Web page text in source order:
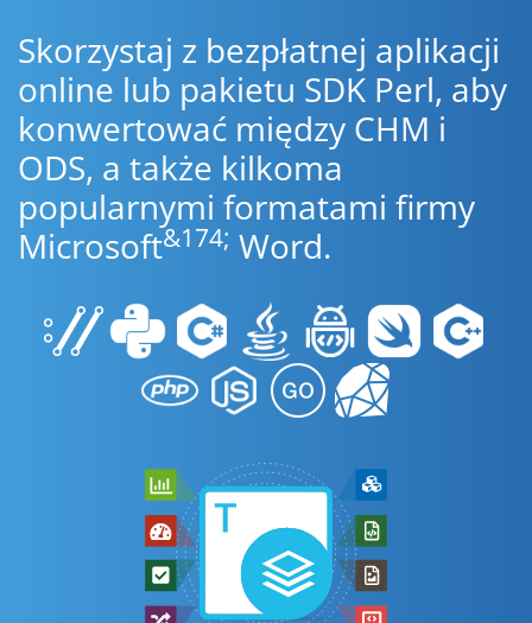
Skorzystaj z bezpłatnej aplikacji
online lub pakietu SDK Perl, aby
konwertować między CHM i
ODS, a także kilkoma
popularnymi formatami firmy
Microsoft&174; Word.